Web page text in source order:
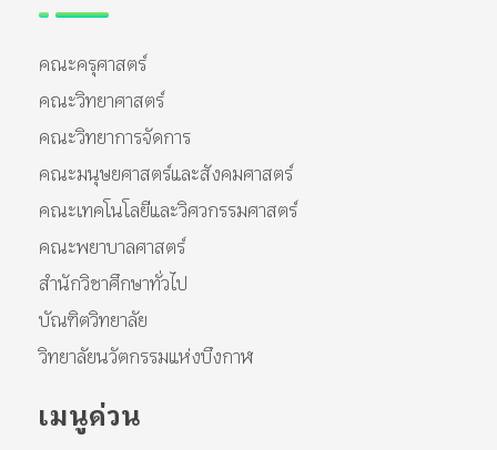
คณะครุศาสตร์
คณะวิทยาศาสตร์
คณะวิทยาการจัดการ
คณะมนุษยศาสตร์และสังคมศาสตร์
คณะเทคโนโลยีและวิศวกรรมศาสตร์
คณะพยาบาลศาสตร์
สำนักวิชาศึกษาทั่วไป
บัณฑิตวิทยาลัย
วิทยาลัยนวัตกรรมแห่งบึงกาฬ
เมนูด่วน